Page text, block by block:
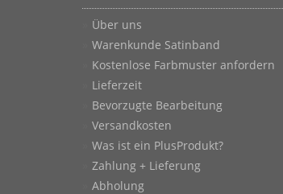
Über uns
Warenkunde Satinband
Kostenlose Farbmuster anfordern
Lieferzeit
Bevorzugte Bearbeitung
Versandkosten
Was ist ein PlusProdukt?
Zahlung + Lieferung
Abholung